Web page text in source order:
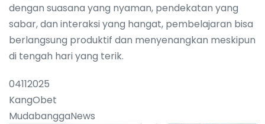
dengan suasana yang nyaman, pendekatan yang
sabar, dan interaksi yang hangat, pembelajaran bisa
berlangsung produktif dan menyenangkan meskipun
di tengah hari yang terik.
04112025
KangObet
MudabanggaNews